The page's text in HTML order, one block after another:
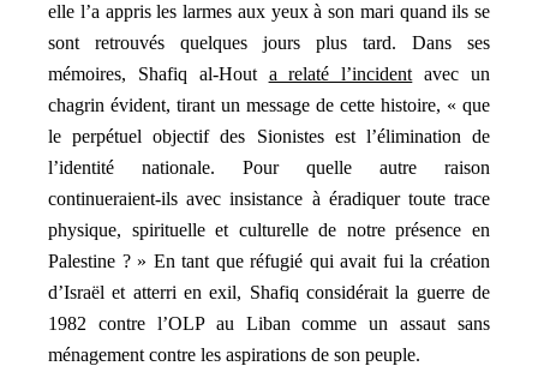
elle l’a appris les larmes aux yeux à son mari quand ils se
sont retrouvés quelques jours plus tard. Dans ses
mémoires, Shafiq al-Hout a relaté l’incident avec un
chagrin évident, tirant un message de cette histoire, « que
le perpétuel objectif des Sionistes est l’élimination de
l’identité nationale. Pour quelle autre raison
continueraient-ils avec insistance à éradiquer toute trace
physique, spirituelle et culturelle de notre présence en
Palestine ? » En tant que réfugié qui avait fui la création
d’Israël et atterri en exil, Shafiq considérait la guerre de
1982 contre l’OLP au Liban comme un assaut sans
ménagement contre les aspirations de son peuple.